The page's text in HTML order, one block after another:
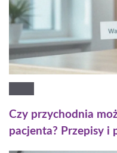
Czy przychodnia
pacjenta? Przepisy i